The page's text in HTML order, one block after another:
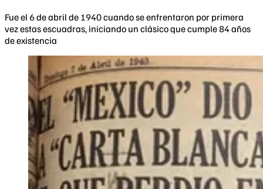
Fue el 6 de abril de 1940 cuando se enfrentaron por primera
vez estas escuadras, iniciando un clásico que cumple 84 años
de existencia